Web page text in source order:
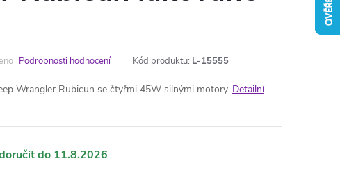
Podrobnosti hodnocení Kód produktu: L-15555
Wrangler Rubicun se čtyřmi 45W silnými motory. Detailní
11.8.2026